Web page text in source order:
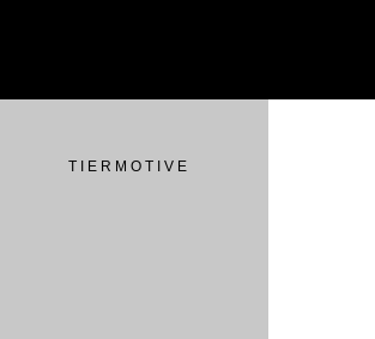
T I E R M O T I V E